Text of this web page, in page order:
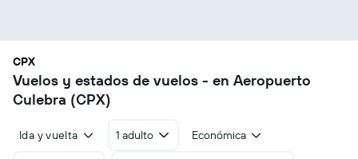
CPX
Vuelos y estados de vuelos - en Aeropuerto
Culebra (CPX)
Ida y vuelta 1 adulto Económica